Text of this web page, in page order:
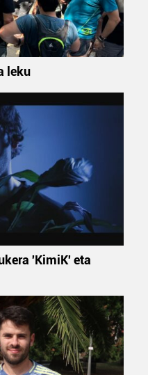
teknologiaz
gero, teknologia hori
diguzu.Gehiago
leku
'KimiK' eta